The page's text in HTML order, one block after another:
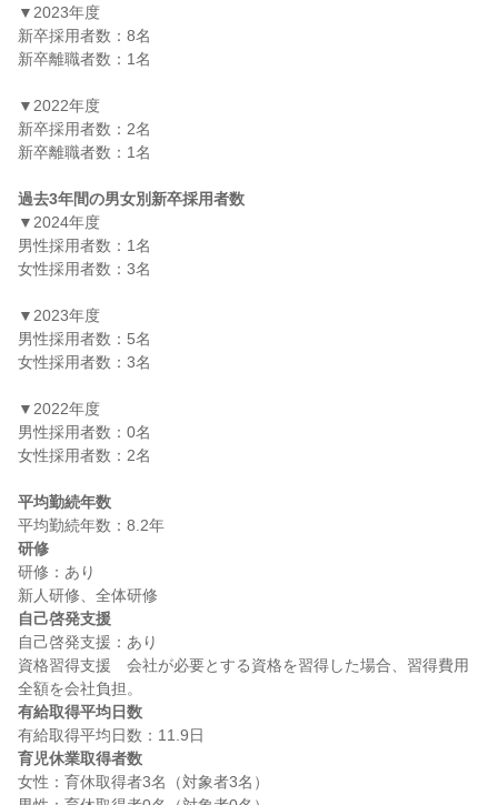
▼2023年度
新卒採用者数：8名
新卒離職者数：1名
▼2022年度
新卒採用者数：2名
新卒離職者数：1名
過去3年間の男女別新卒採用者数
▼2024年度
男性採用者数：1名
女性採用者数：3名
▼2023年度
男性採用者数：5名
女性採用者数：3名
▼2022年度
男性採用者数：0名
女性採用者数：2名
平均勤続年数
研修
研修：あり
自己啓発支援
自己啓発支援：あり
資格習得支援　会社が必要とする資格を習得した場合、習得費用
有給取得平均日数
育児休業取得者数
女性：育休取得者3名（対象者3名）